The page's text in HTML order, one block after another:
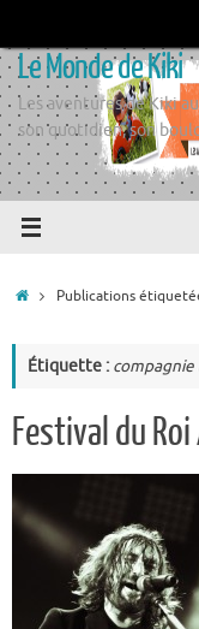
contenu
Le Monde de Kiki
Les aventures de Kiki
son quotidien, son
AccueilPublications
Étiquette : compagnie
Festival du